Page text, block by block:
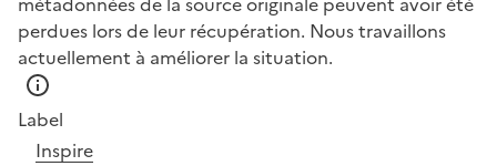
perdues lors de leur récupération. Nous travaillons
actuellement à améliorer la situation.
Label
Inspire